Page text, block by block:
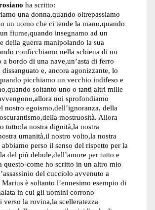
ha scritto:
una donna,quando oltrepassiamo
un uomo che ci tende la mano,quando
fiume,quando insegnamo ad un
della guerra manipolando la sua
conficchiamo nella schiena di un
a bordo di una nave,un’asta di ferro
e, ancora agonizzante, lo
picchiamo un vecchio indifeso e
soltanto uno o tanti altri mille
noi sprofondiamo
nostro egoismo,dell’ignoranza, della
mostruosità. Allora
tutto:la nostra dignità,la nostra
umanità,il nostro volto,la nostra
abbiamo perso il senso del rispetto per la
del più debole,dell’amore per tutto e
questo-come ho scritto in un altro mio
del cucciolo avvenuto a
è soltanto l’ennesimo esempio di
in cui gli uomini corrono
verso la rovina,la scelleratezza